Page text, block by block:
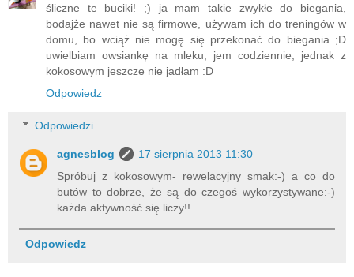
śliczne te buciki! ;) ja mam takie zwykłe do biegania,
bodajże nawet nie są firmowe, używam ich do treningów w
domu, bo wciąż nie mogę się przekonać do biegania ;D
uwielbiam owsiankę na mleku, jem codziennie, jednak z
kokosowym jeszcze nie jadłam :D
Odpowiedz
Odpowiedzi
agnesblog
17 sierpnia 2013 11:30
Spróbuj z kokosowym- rewelacyjny smak:-) a co do
butów to dobrze, że są do czegoś wykorzystywane:-)
każda aktywność się liczy!!
Odpowiedz